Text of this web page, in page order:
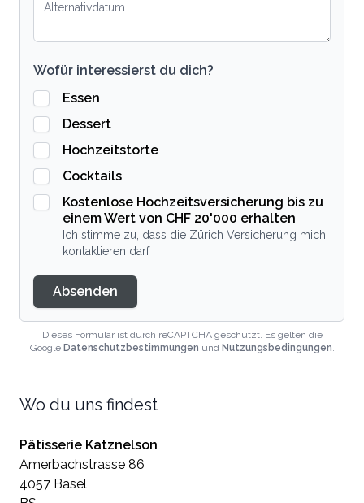
Wofür interessierst du dich?
Essen
Dessert
Hochzeitstorte
Cocktails
Kostenlose Hochzeitsversicherung bis zu
einem Wert von CHF 20'000 erhalten
Ich stimme zu, dass die Zürich Versicherung mich
kontaktieren darf
Absenden
Dieses Formular ist durch reCAPTCHA geschützt. Es gelten die
Google Datenschutzbestimmungen und Nutzungsbedingungen.
Wo du uns findest
Pâtisserie Katznelson
Amerbachstrasse 86
4057 Basel